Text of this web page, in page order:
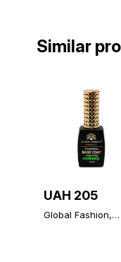
Similar
UAH 205
Global Fashion,